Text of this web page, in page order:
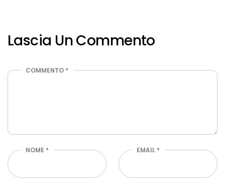
Lascia Un Commento
COMMENTO *
NOME * EMAIL *